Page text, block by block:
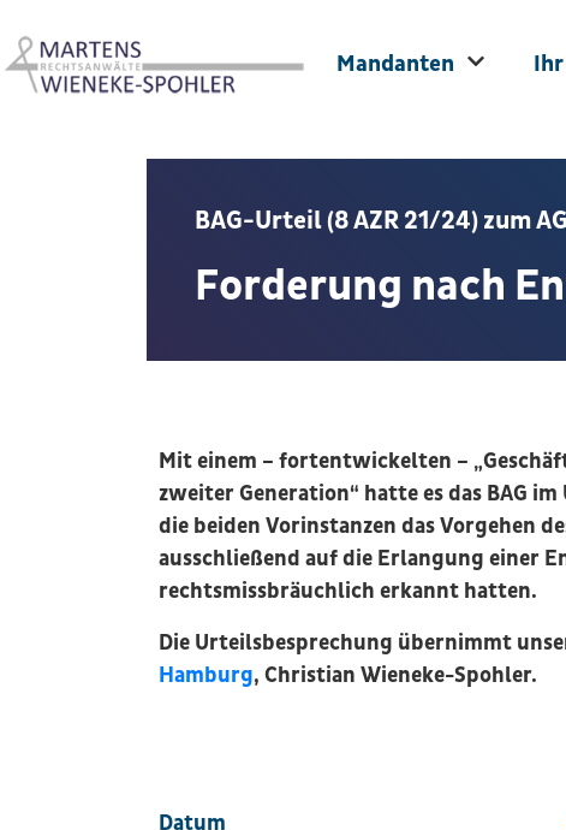
Mandanten
BAG-Urteil (8 AZR 21/24) zum
Forderung nach
Mit einem – fortentwickelten –
zweiter Generation“ hatte es das BAG
die beiden Vorinstanzen das Vorgehen
ausschließend auf die Erlangung einer
rechtsmissbräuchlich erkannt hatten.
Die Urteilsbesprechung übernimmt
Hamburg, Christian Wieneke-Spohler.
Datum